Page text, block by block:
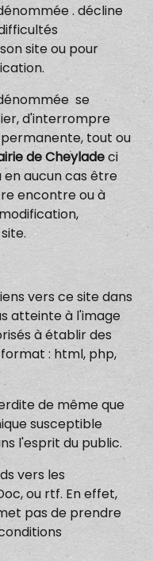
. décline
site ou pour
se
d'interrompre
tout ou
de Cheyladeci
aucun cas être
encontre ou à
vers ce site dans
atteinte à l'image
à établir des
: html, php,
de même que
susceptible
l'esprit du public.
vers les
ou rtf. En effet,
pas de prendre